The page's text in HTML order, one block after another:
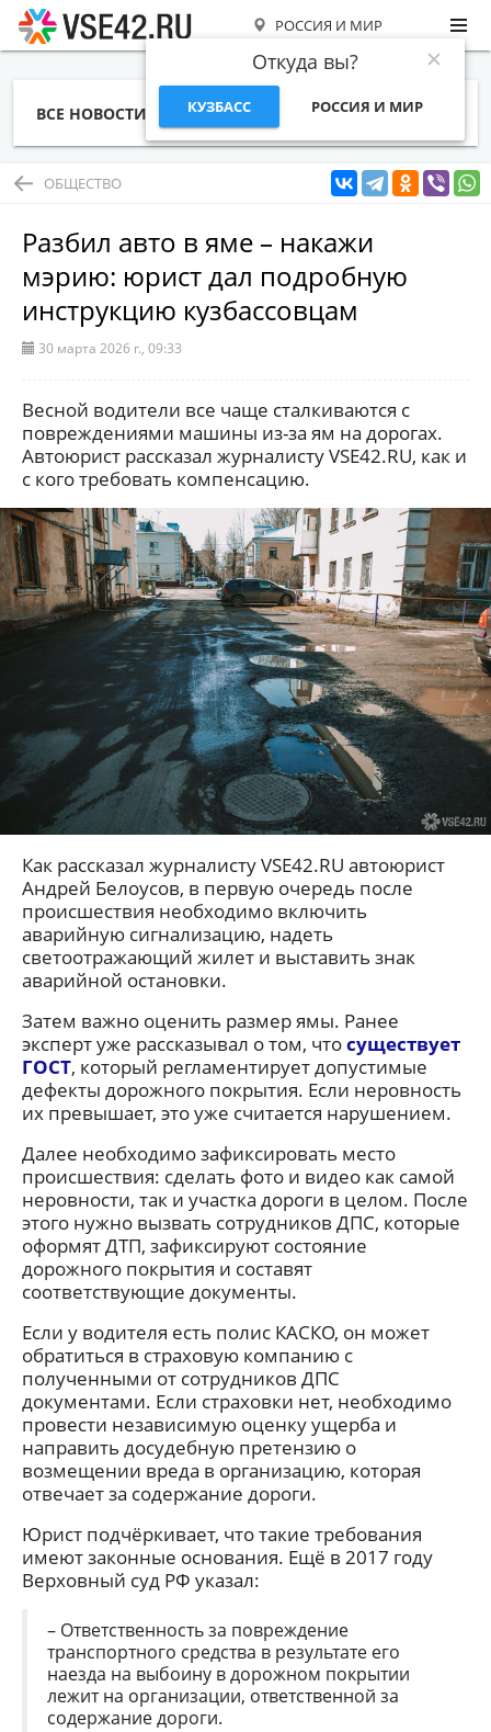
РОССИЯ И МИР
Откуда вы?
КУЗБАСС РОССИЯ И МИР
ВСЕ НОВОСТИ СТАТЬИ ТЕМЫ ФОТО
ОБЩЕСТВО
Разбил авто в яме – накажи
мэрию: юрист дал подробную
инструкцию кузбассовцам
30 марта 2026 г., 09:33
Весной водители все чаще сталкиваются с
повреждениями машины из-за ям на дорогах.
Автоюрист рассказал журналисту VSE42.RU, как и
с кого требовать компенсацию.
Как рассказал журналисту VSE42.RU автоюрист
Андрей Белоусов, в первую очередь после
происшествия необходимо включить
аварийную сигнализацию, надеть
светоотражающий жилет и выставить знак
аварийной остановки.
Затем важно оценить размер ямы. Ранее
эксперт уже рассказывал о том, чтосуществует
ГОСТ, который регламентирует допустимые
дефекты дорожного покрытия. Если неровность
их превышает, это уже считается нарушением.
Далее необходимо зафиксировать место
происшествия: сделать фото и видео как самой
неровности, так и участка дороги в целом. После
этого нужно вызвать сотрудников ДПС, которые
оформят ДТП, зафиксируют состояние
дорожного покрытия и составят
соответствующие документы.
Если у водителя есть полис КАСКО, он может
обратиться в страховую компанию с
полученными от сотрудников ДПС
документами. Если страховки нет, необходимо
провести независимую оценку ущерба и
направить досудебную претензию о
возмещении вреда в организацию, которая
отвечает за содержание дороги.
Юрист подчёркивает, что такие требования
имеют законные основания. Ещё в 2017 году
Верховный суд РФ указал:
– Ответственность за повреждение
транспортного средства в результате его
наезда на выбоину в дорожном покрытии
лежит на организации, ответственной за
содержание дороги.